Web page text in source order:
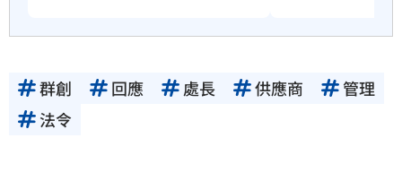
群創 回應 處長 供應商
管理
法令